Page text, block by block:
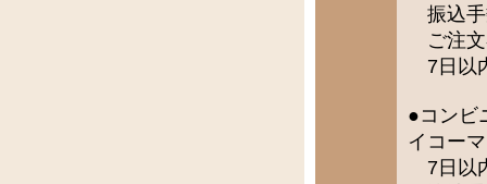
振込手
ご注文
7日以
●コンビ
イコー
7日以